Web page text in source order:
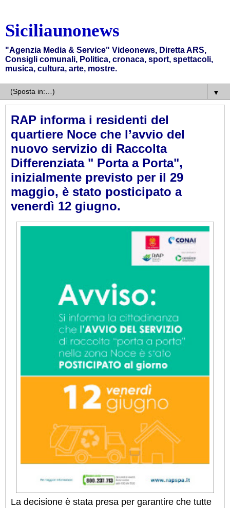
Siciliaunonews
"Agenzia Media & Service" Videonews, Diretta ARS,
Consigli comunali, Politica, cronaca, sport, spettacoli,
musica, cultura, arte, mostre.
▼
RAP informa i residenti del
quartiere Noce che l’avvio del
nuovo servizio di Raccolta
Differenziata " Porta a Porta",
inizialmente previsto per il 29
maggio, è stato posticipato a
venerdì 12 giugno.
La decisione è stata presa per garantire che tutte